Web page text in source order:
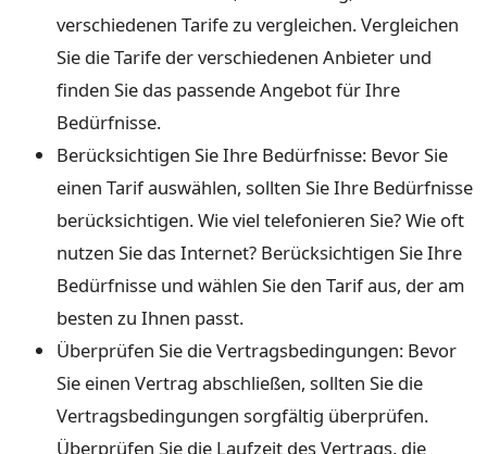
verschiedenen Tarife zu vergleichen. Vergleichen
Sie die Tarife der verschiedenen Anbieter und
finden Sie das passende Angebot für Ihre
Bedürfnisse.
Berücksichtigen Sie Ihre Bedürfnisse: Bevor Sie
einen Tarif auswählen, sollten Sie Ihre Bedürfnisse
berücksichtigen. Wie viel telefonieren Sie? Wie oft
nutzen Sie das Internet? Berücksichtigen Sie Ihre
Bedürfnisse und wählen Sie den Tarif aus, der am
besten zu Ihnen passt.
Überprüfen Sie die Vertragsbedingungen: Bevor
Sie einen Vertrag abschließen, sollten Sie die
Vertragsbedingungen sorgfältig überprüfen.
Überprüfen Sie die Laufzeit des Vertrags, die